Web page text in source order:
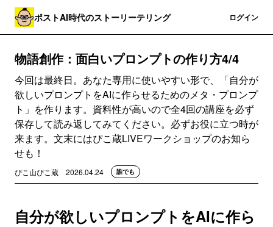
ポストAI時代のストーリーテリング ログイン
物語創作：面白いプロンプトの作り方4/4
今回は最終日。あなた専用に使いやすい形で、「自分が
欲しいプロンプトをAIに作らせるためのメタ・プロンプ
ト」を作ります。資料性が高いので全4回の講座を必ず
保存して読み返してみてください。必ずお役に立つ時が
来ます。文末にはぴこ蔵LIVEワークショップのお知ら
せも！
ぴこ山ぴこ蔵 2026.04.24 誰でも
自分が欲しいプロンプトをAIに作ら